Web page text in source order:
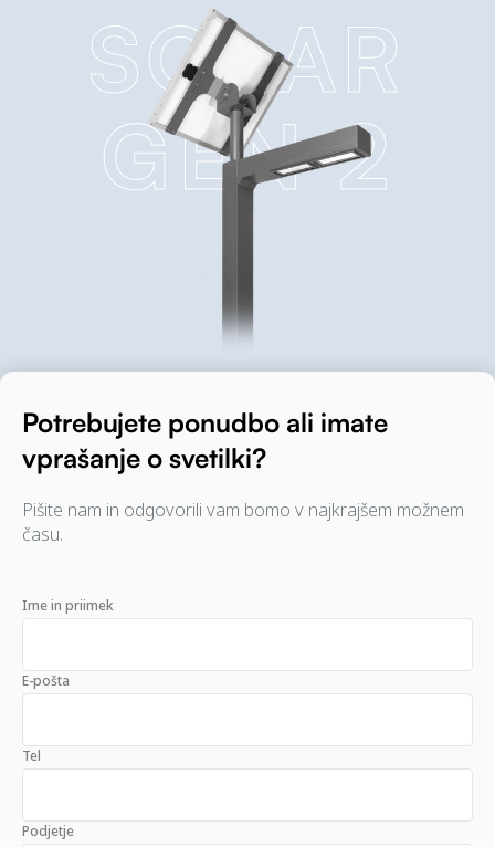
SOLAR
GEN 2
Potrebujete ponudbo ali imate
vprašanje o svetilki?
Pišite nam in odgovorili vam bomo v najkrajšem možnem
času.
Ime in priimek
E-pošta
Tel
Podjetje